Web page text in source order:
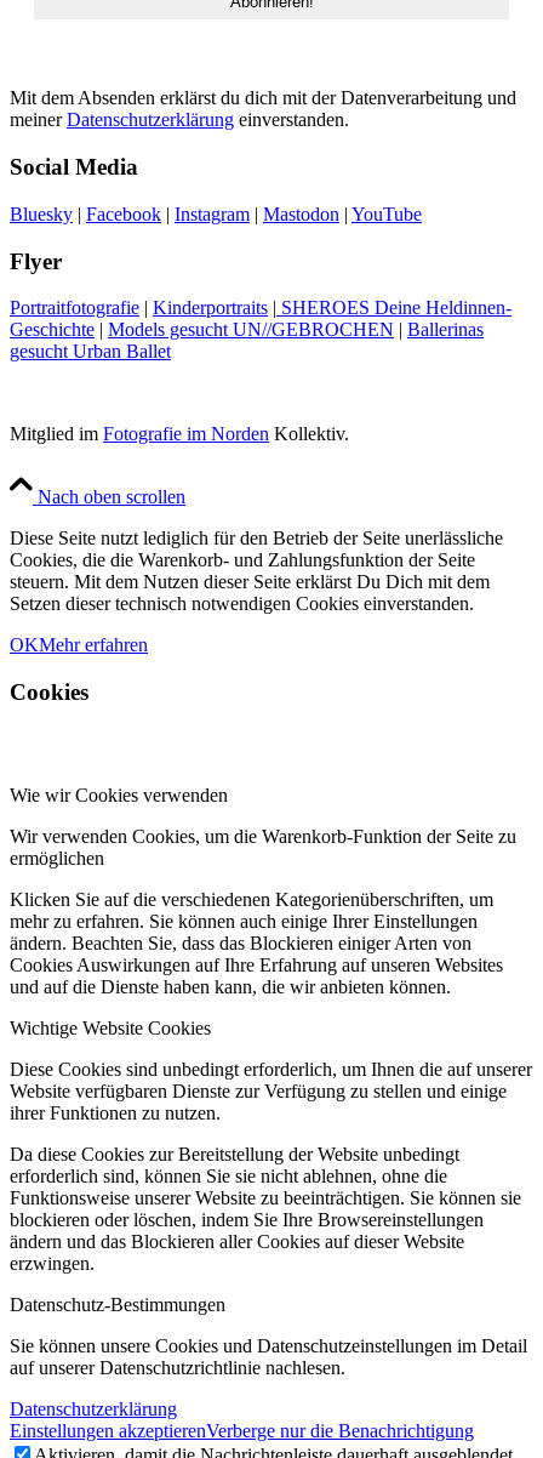
Mit dem Absenden erklärst du dich mit der Datenverarbeitung und
meinerDatenschutzerklärung einverstanden.
Social Media
Bluesky | Facebook | Instagram | Mastodon | YouTube
Flyer
Portraitfotografie | Kinderportraits | SHEROES Deine Heldinnen-
Geschichte | Models gesucht UN//GEBROCHEN | Ballerinas
gesucht Urban Ballet
Mitglied im Fotografie im Norden Kollektiv.
Nach oben scrollen
Diese Seite nutzt lediglich für den Betrieb der Seite unerlässliche
Cookies, die die Warenkorb- und Zahlungsfunktion der Seite
steuern. Mit dem Nutzen dieser Seite erklärst Du Dich mit dem
Setzen dieser technisch notwendigen Cookies einverstanden.
OKMehr erfahren
Cookies
Wie wir Cookies verwenden
Wir verwenden Cookies, um die Warenkorb-Funktion der Seite zu
ermöglichen
Klicken Sie auf die verschiedenen Kategorienüberschriften, um
mehr zu erfahren. Sie können auch einige Ihrer Einstellungen
ändern. Beachten Sie, dass das Blockieren einiger Arten von
Cookies Auswirkungen auf Ihre Erfahrung auf unseren Websites
und auf die Dienste haben kann, die wir anbieten können.
Wichtige Website Cookies
Diese Cookies sind unbedingt erforderlich, um Ihnen die auf unserer
Website verfügbaren Dienste zur Verfügung zu stellen und einige
ihrer Funktionen zu nutzen.
Da diese Cookies zur Bereitstellung der Website unbedingt
erforderlich sind, können Sie sie nicht ablehnen, ohne die
Funktionsweise unserer Website zu beeinträchtigen. Sie können sie
blockieren oder löschen, indem Sie Ihre Browsereinstellungen
ändern und das Blockieren aller Cookies auf dieser Website
erzwingen.
Datenschutz-Bestimmungen
Sie können unsere Cookies und Datenschutzeinstellungen im Detail
auf unserer Datenschutzrichtlinie nachlesen.
Datenschutzerklärung
Einstellungen akzeptierenVerberge nur die Benachrichtigung